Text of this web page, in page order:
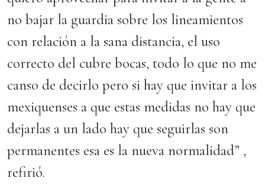
no bajar la guardia sobre los lineamientos
con relación a la sana distancia, el uso
correcto del cubre bocas, todo lo que no me
canso de decirlo pero si hay que invitar a los
mexiquenses a que estas medidas no hay que
dejarlas a un lado hay que seguirlas son
permanentes esa es la nueva normalidad” ,
refirió.